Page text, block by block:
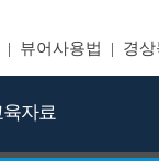
| 뷰어사용법 | 경
육자료